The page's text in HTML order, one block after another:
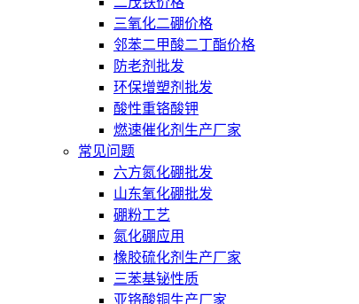
三氧化二硼价格
邻苯二甲酸二丁酯价格
防老剂批发
环保增塑剂批发
酸性重铬酸钾
燃速催化剂生产厂家
常见问题
六方氮化硼批发
山东氧化硼批发
硼粉工艺
氮化硼应用
橡胶硫化剂生产厂家
三苯基铋性质
亚铬酸铜生产厂家